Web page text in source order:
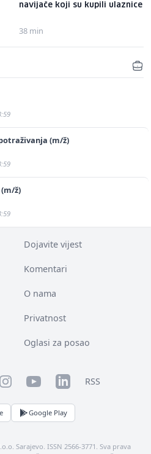
navijače koji su kupili ulaznice
38 min
(m/ž)
ž)
Dojavite vijest
Komentari
O nama
Privatnost
Oglasi za posao
InstagramYouTubeLinkedInRSS
Google Play
Sarajevo. ISSN 2566-3771. Sva prava